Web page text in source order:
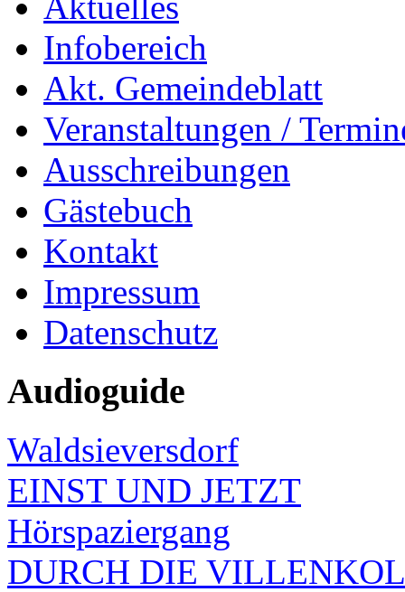
Infobereich
Akt. Gemeindeblatt
Veranstaltungen /
Ausschreibungen
Gästebuch
Kontakt
Impressum
Datenschutz
Audioguide
Waldsieversdorf
EINST UND JETZT
Hörspaziergang
DURCH DIE